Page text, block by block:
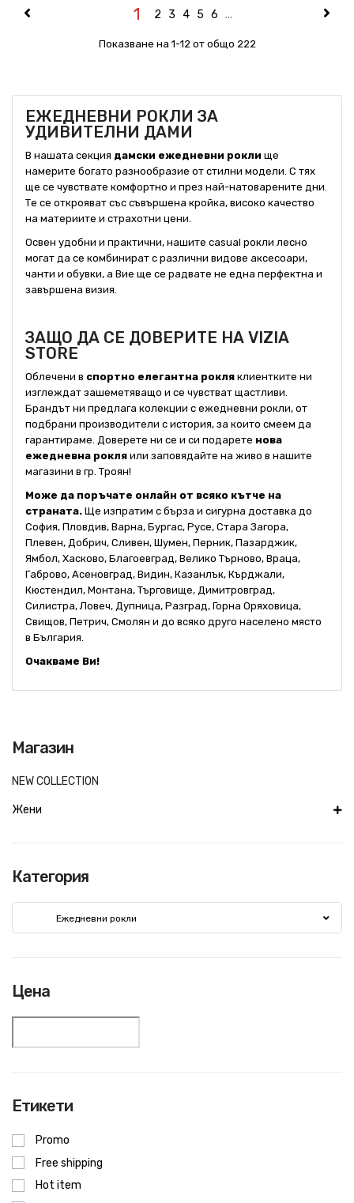
Показване на 1-12 от общо 222
1 2 3 4 5 6 ...
ЕЖЕДНЕВНИ РОКЛИ ЗА
УДИВИТЕЛНИ ДАМИ
В нашата секция дамски ежедневни рокли ще
намерите богато разнообразие от стилни модели. С тях
ще се чувствате комфортно и през най-натоварените дни.
Те се открояват със съвършена кройка, високо качество
на материите и страхотни цени.
Освен удобни и практични, нашите casual рокли лесно
могат да се комбинират с различни видове аксесоари,
чанти и обувки, а Вие ще се радвате не една перфектна и
завършена визия.
ЗАЩО ДА СЕ ДОВЕРИТЕ НА VIZIA
STORE
Облечени в спортно елегантна рокля клиентките ни
изглеждат зашеметяващо и се чувстват щастливи.
Брандът ни предлага колекции с ежедневни рокли, от
подбрани производители с история, за които смеем да
гарантираме. Доверете ни се и си подарете нова
ежедневна рокля или заповядайте на живо в нашите
магазини в гр. Троян!
Може да поръчате онлайн от всяко кътче на
страната. Ще изпратим с бърза и сигурна доставка до
София, Пловдив, Варна, Бургас, Русе, Стара Загора,
Плевен, Добрич, Сливен, Шумен, Перник, Пазарджик,
Ямбол, Хасково, Благоевград, Велико Търново, Враца,
Габрово, Асеновград, Видин, Казанлък, Кърджали,
Кюстендил, Монтана, Търговище, Димитровград,
Силистра, Ловеч, Дупница, Разград, Горна Оряховица,
Свищов, Петрич, Смолян и до всяко друго населено място
в България.
Очакваме Ви!
Магазин
NEW COLLECTION
Жени
Категория
Ежедневни рокли
Цена
Етикети
Promo
Free shipping
Hot item